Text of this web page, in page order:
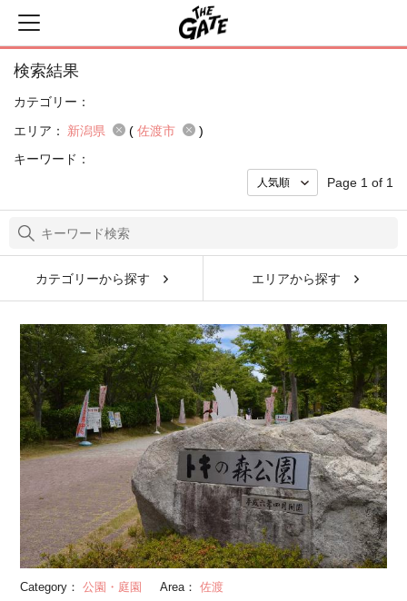
検索結果
カテゴリー：
エリア：
新潟県 ( 佐渡市
)
キーワード：
Page 1 of 1
カテゴリーから探す エリアから探す
Category： 公園・庭園 Area： 佐渡